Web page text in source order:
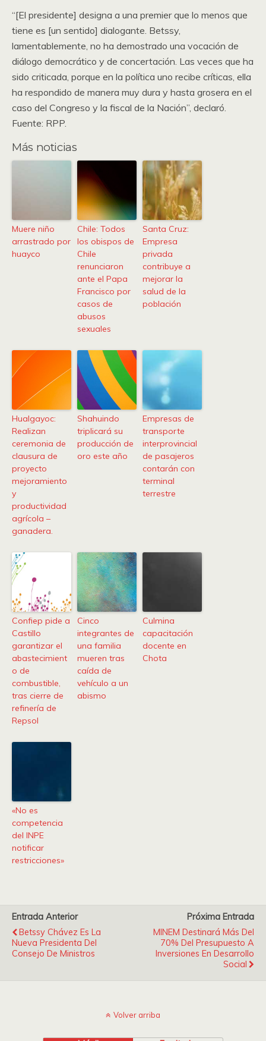
“[El presidente] designa a una premier que lo menos que
tiene es [un sentido] dialogante. Betssy,
lamentablemente, no ha demostrado una vocación de
diálogo democrático y de concertación. Las veces que ha
sido criticada, porque en la política uno recibe críticas, ella
ha respondido de manera muy dura y hasta grosera en el
caso del Congreso y la fiscal de la Nación”, declaró.
Fuente: RPP.
Más noticias
Muere niño
arrastrado por
huayco
Chile: Todos
los obispos de
Chile
renunciaron
ante el Papa
Francisco por
casos de
abusos
sexuales
Santa Cruz:
Empresa
privada
contribuye a
mejorar la
salud de la
población
Hualgayoc:
Realizan
ceremonia de
clausura de
proyecto
mejoramiento
y
productividad
agrícola –
ganadera.
Shahuindo
triplicará su
producción de
oro este año
Empresas de
transporte
interprovincial
de pasajeros
contarán con
terminal
terrestre
Confiep pide a
Castillo
garantizar el
abastecimient
o de
combustible,
tras cierre de
refinería de
Repsol
Cinco
integrantes de
una familia
mueren tras
caída de
vehículo a un
abismo
Culmina
capacitación
docente en
Chota
«No es
competencia
del INPE
notificar
restricciones»
Entrada Anterior
Betssy Chávez Es La
Nueva Presidenta Del
Consejo De Ministros
Próxima Entrada
MINEM Destinará Más Del
70% Del Presupuesto A
Inversiones En Desarrollo
Social
Volver arriba